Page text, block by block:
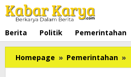
Lewati
ke
Berita Politik Pemerintahan
Homepage » Pemerintahan »